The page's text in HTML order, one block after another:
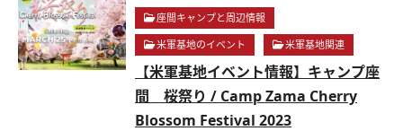
座間キャンプと周辺情報
米軍基地のイベント
米軍基地関連
【米軍基地イベント情報】キャンプ座
間 桜祭り / Camp Zama Cherry
Blossom Festival 2023